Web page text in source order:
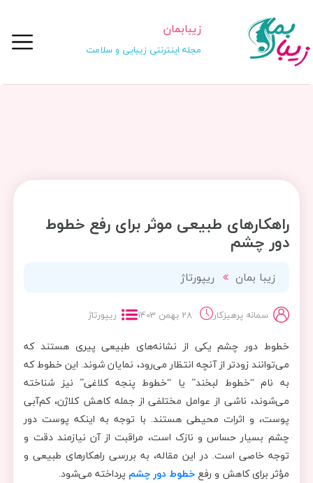
زیبابمان
مجله اینترنتی زیبایی و سلامت
راهکارهای طبیعی موثر برای رفع خطوط
دور چشم
زیبا بمان ریپورتاژ
سمانه پرهیزکار 28 بهمن 1403 ریپورتاژ
خطوط دور چشم یکی از نشانه‌های طبیعی پیری هستند که
می‌توانند زودتر از آنچه انتظار می‌رود، نمایان شوند. این خطوط که
به نام “خطوط لبخند” یا “خطوط پنجه‌ کلاغی” نیز شناخته
می‌شوند، ناشی از عوامل مختلفی از جمله کاهش کلاژن، کم‌آبی
پوست، و اثرات محیطی هستند. با توجه به اینکه پوست دور
چشم بسیار حساس و نازک است، مراقبت از آن نیازمند دقت و
توجه خاصی است. در این مقاله، به بررسی راهکارهای طبیعی و
مؤثر برای کاهش و رفعخطوط دور چشم پرداخته می‌شود.